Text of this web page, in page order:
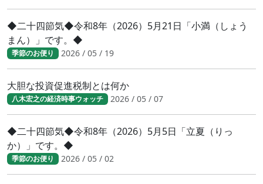
◆二十四節気◆令和8年（2026）5月21日「小満（しょう
まん）」です。◆
季節のお便り 2026 / 05 / 19
大胆な投資促進税制とは何か
八木宏之の経済時事ウォッチ 2026 / 05 / 07
◆二十四節気◆令和8年（2026）5月5日「立夏（りっ
か）」です。◆
季節のお便り 2026 / 05 / 02